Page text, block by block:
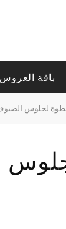
باقة العروس
لجلوس